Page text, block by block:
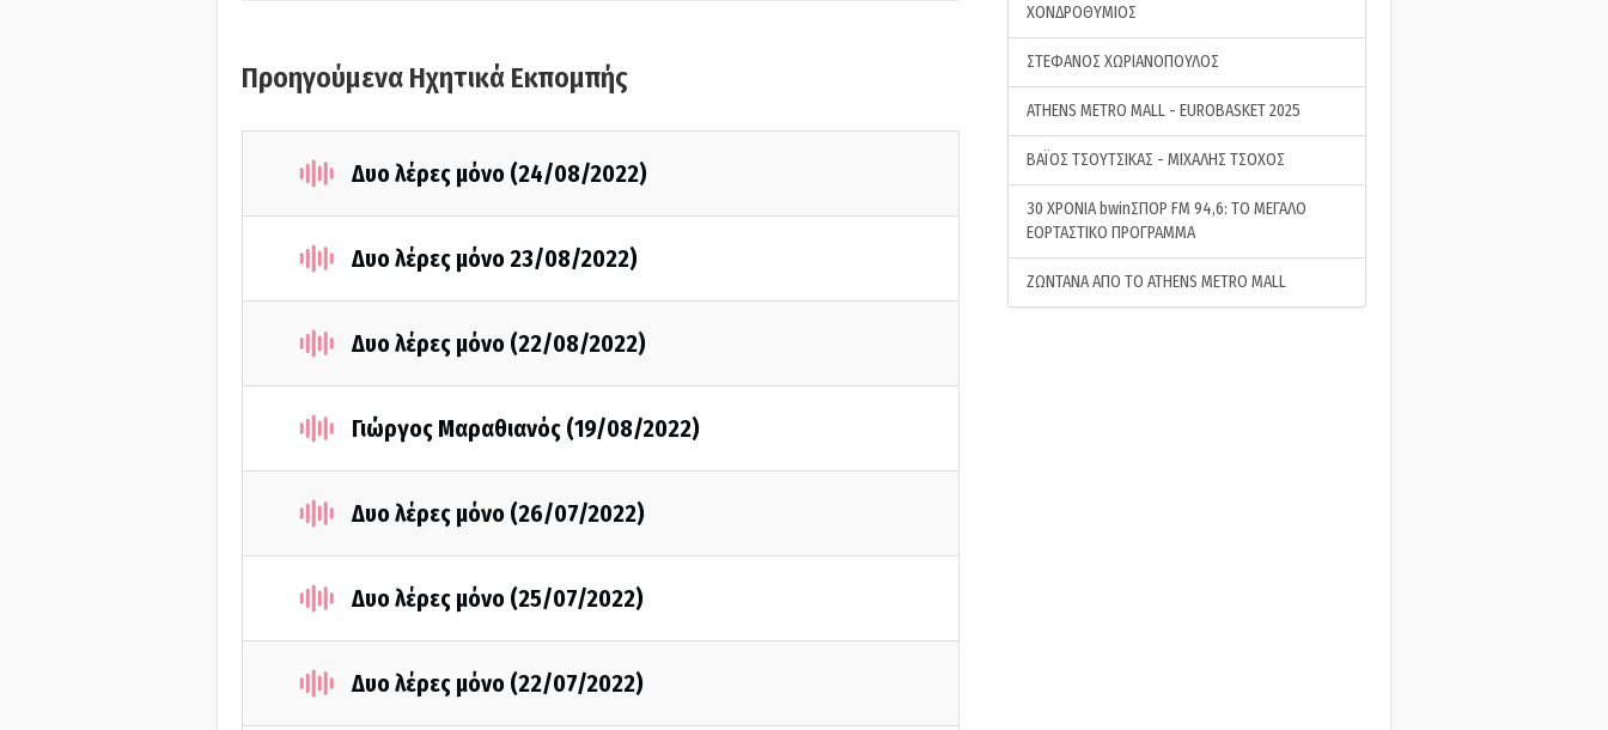
Προηγούμενα Ηχητικά Εκπομπής
Δυο λέρες μόνο (24/08/2022)
Δυο λέρες μόνο 23/08/2022)
Δυο λέρες μόνο (22/08/2022)
Γιώργος Μαραθιανός (19/08/2022)
Δυο λέρες μόνο (26/07/2022)
Δυο λέρες μόνο (25/07/2022)
Δυο λέρες μόνο (22/07/2022)
ΧΟΝΔΡΟΘΥΜΙΟΣ
ΣΤΕΦΑΝΟΣ ΧΩΡΙΑΝΟΠΟΥΛΟΣ
ATHENS METRO MALL - EUROBASKET 2025
ΒΑΪΟΣ ΤΣΟΥΤΣΙΚΑΣ - ΜΙΧΑΛΗΣ ΤΣΟΧΟΣ
30 ΧΡΟΝΙΑ bwinΣΠΟΡ FM 94,6: ΤΟ ΜΕΓΑΛΟ
ΕΟΡΤΑΣΤΙΚΟ ΠΡΟΓΡΑΜΜΑ
ΖΩΝΤΑΝΑ ΑΠΟ ΤΟ ATHENS METRO MALL